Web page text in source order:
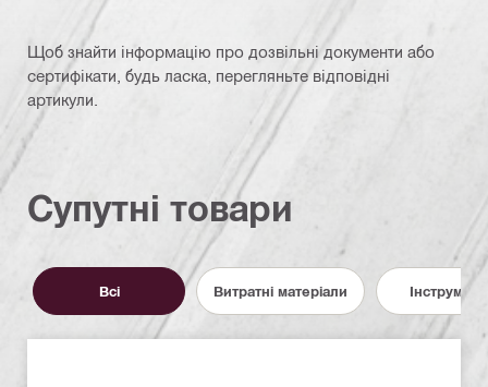
Щоб знайти інформацію про дозвільні документи або
сертифікати, будь ласка, перегляньте відповідні
артикули.
Супутні товари
Всі Витратні матеріали